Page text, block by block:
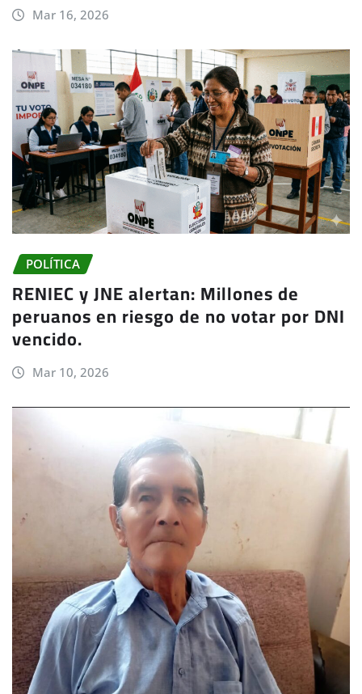
Mar 16, 2026
POLÍTICA
RENIEC y JNE alertan: Millones de
peruanos en riesgo de no votar por DNI
vencido.
Mar 10, 2026